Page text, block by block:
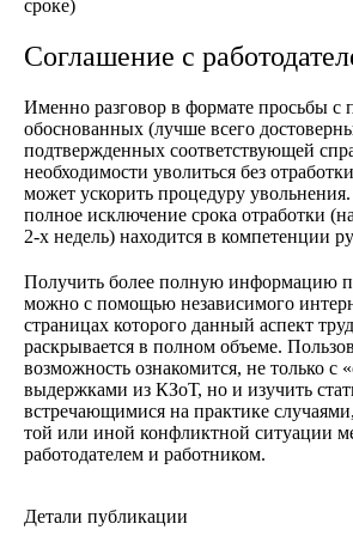
сроке)
Соглашение с
Именно разговор в формате просьбы с
обоснованных (лучше всего
подтвержденных соответствующей
необходимости уволиться без
может ускорить процедуру
полное исключение срока отработки
2-х недель) находится в компетенции
Получить более полную информацию
можно с помощью независимого
страницах которого данный аспект
раскрывается в полном объеме.
возможность ознакомится, не только с
выдержками из КЗоТ, но и изучить
встречающимися на практике
той или иной конфликтной ситуации
работодателем и работником.
Детали публикации